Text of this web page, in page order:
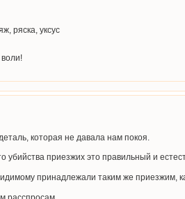
ряска, уксус
которая не давала нам покоя.
приезжих это правильный и
принадлежали таким же приезжим,
расспросам.